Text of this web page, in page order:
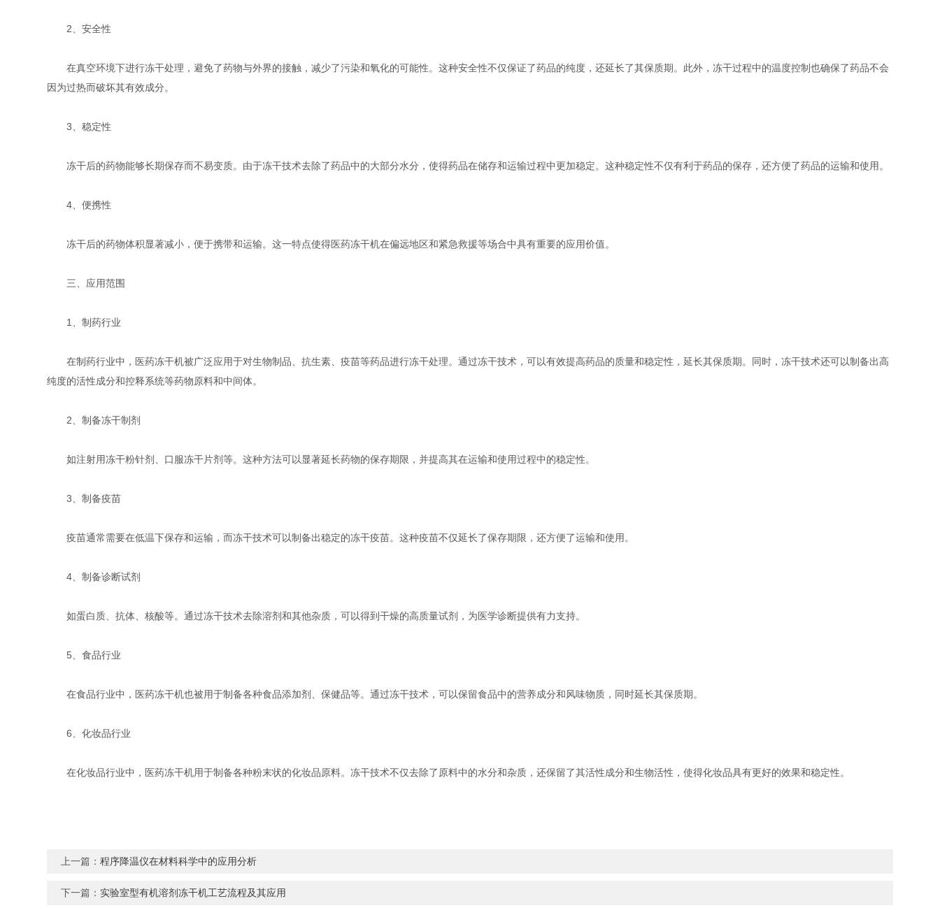
2、安全性
在真空环境下进行冻干处理，避免了药物与外界的接触，减少了污染和氧化的可能性。这种安全性不仅保证了药品的纯度，还延长了其保质期。此外，冻干过程中的温度控制也确保了药品不会
因为过热而破坏其有效成分。
3、稳定性
冻干后的药物能够长期保存而不易变质。由于冻干技术去除了药品中的大部分水分，使得药品在储存和运输过程中更加稳定。这种稳定性不仅有利于药品的保存，还方便了药品的运输和使用。
4、便携性
冻干后的药物体积显著减小，便于携带和运输。这一特点使得医药冻干机在偏远地区和紧急救援等场合中具有重要的应用价值。
三、应用范围
1、制药行业
在制药行业中，医药冻干机被广泛应用于对生物制品、抗生素、疫苗等药品进行冻干处理。通过冻干技术，可以有效提高药品的质量和稳定性，延长其保质期。同时，冻干技术还可以制备出高
纯度的活性成分和控释系统等药物原料和中间体。
2、制备冻干制剂
如注射用冻干粉针剂、口服冻干片剂等。这种方法可以显著延长药物的保存期限，并提高其在运输和使用过程中的稳定性。
3、制备疫苗
疫苗通常需要在低温下保存和运输，而冻干技术可以制备出稳定的冻干疫苗。这种疫苗不仅延长了保存期限，还方便了运输和使用。
4、制备诊断试剂
如蛋白质、抗体、核酸等。通过冻干技术去除溶剂和其他杂质，可以得到干燥的高质量试剂，为医学诊断提供有力支持。
5、食品行业
在食品行业中，医药冻干机也被用于制备各种食品添加剂、保健品等。通过冻干技术，可以保留食品中的营养成分和风味物质，同时延长其保质期。
6、化妆品行业
在化妆品行业中，医药冻干机用于制备各种粉末状的化妆品原料。冻干技术不仅去除了原料中的水分和杂质，还保留了其活性成分和生物活性，使得化妆品具有更好的效果和稳定性。
上一篇：程序降温仪在材料科学中的应用分析
下一篇： 实验室型有机溶剂冻干机工艺流程及其应用